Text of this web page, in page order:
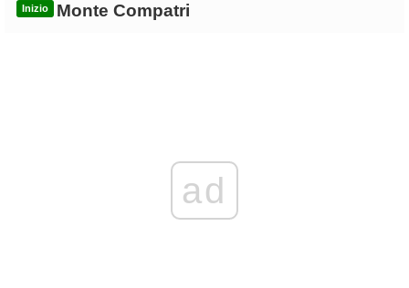
Inizio Monte Compatri
ad